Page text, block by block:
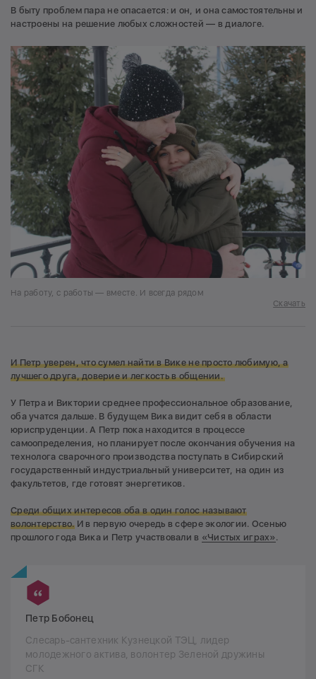
В быту проблем пара не опасается: и он, и она самостоятельны и
настроены на решение любых сложностей — в диалоге.
На работу, с работы — вместе. И всегда рядом
Скачать
И Петр уверен, что сумел найти в Вике не просто любимую, а
лучшего друга, доверие и легкость в общении.
У Петра и Виктории среднее профессиональное образование,
оба учатся дальше. В будущем Вика видит себя в области
юриспруденции. А Петр пока находится в процессе
самоопределения, но планирует после окончания обучения на
технолога сварочного производства поступать в Сибирский
государственный индустриальный университет, на один из
факультетов, где готовят энергетиков.
Среди общих интересов оба в один голос называют
волонтерство.И в первую очередь в сфере экологии. Осенью
прошлого года Вика и Петр участвовали в «Чистых играх».
Петр Бобонец
Слесарь-сантехник Кузнецкой ТЭЦ, лидер
молодежного актива, волонтер Зеленой дружины
СГК